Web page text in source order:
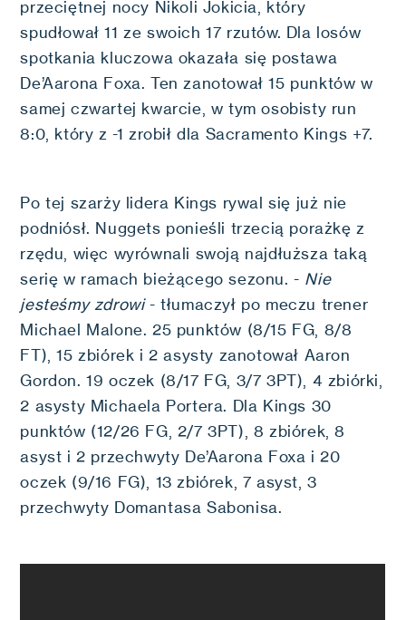
przeciętnej nocy Nikoli Jokicia, który
spudłował 11 ze swoich 17 rzutów. Dla losów
spotkania kluczowa okazała się postawa
De’Aarona Foxa. Ten zanotował 15 punktów w
samej czwartej kwarcie, w tym osobisty run
8:0, który z -1 zrobił dla Sacramento Kings +7.
Po tej szarży lidera Kings rywal się już nie
podniósł. Nuggets ponieśli trzecią porażkę z
rzędu, więc wyrównali swoją najdłuższa taką
serię w ramach bieżącego sezonu. - Nie
jesteśmy zdrowi- tłumaczył po meczu trener
Michael Malone. 25 punktów (8/15 FG, 8/8
FT), 15 zbiórek i 2 asysty zanotował Aaron
Gordon. 19 oczek (8/17 FG, 3/7 3PT), 4 zbiórki,
2 asysty Michaela Portera. Dla Kings 30
punktów (12/26 FG, 2/7 3PT), 8 zbiórek, 8
asyst i 2 przechwyty De’Aarona Foxa i 20
oczek (9/16 FG), 13 zbiórek, 7 asyst, 3
przechwyty Domantasa Sabonisa.